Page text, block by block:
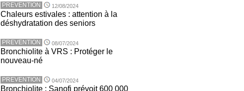
PREVENTION 12/08/2024
Chaleurs estivales : attention à la
déshydratation des seniors
PREVENTION 08/07/2024
Bronchiolite à VRS : Protéger le
nouveau-né
PREVENTION 04/07/2024
Bronchiolite : Sanofi prévoit 600 000